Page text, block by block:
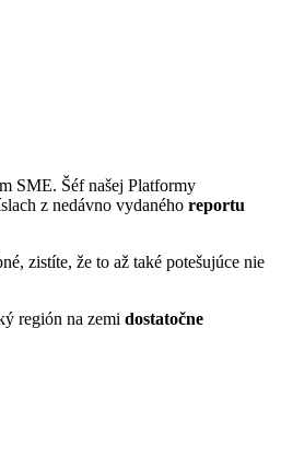
SME. Šéf našej Platformy
z nedávno vydaného reportu
zistíte, že to až také potešujúce nie
región na zemi dostatočne